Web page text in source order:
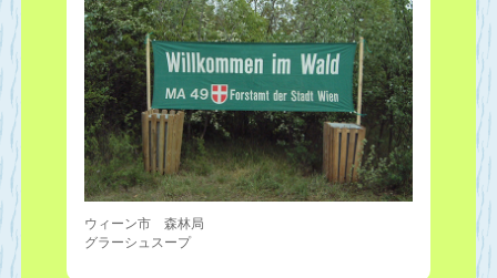
ウィーン市 森林局
グラーシュスープ